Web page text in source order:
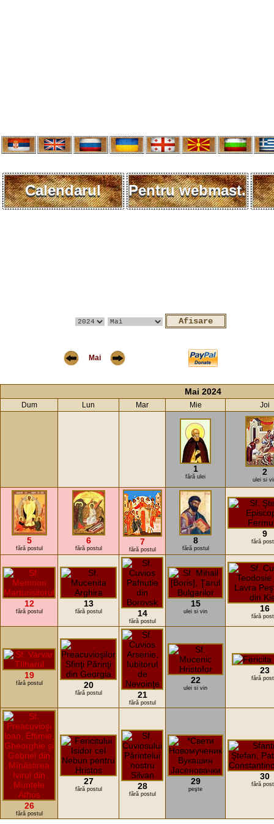
Calendarul Pentru webmast.
Mai
Mai 2024
Dum Lun Mar Mie Joi
1
fără ulei 2
ulei si
5
fără postul
6
fără postul
7
fără postul
8
fără postul
9
fără
12
fără postul
13
fără postul 14
fără postul
15
ulei si vin 16
fără
19
fără postul 20
fără postul 21
fără postul
22
ulei si vin
23
fără
26
fără postul
27
fără postul 28
fără postul
29
peşte
30
fără